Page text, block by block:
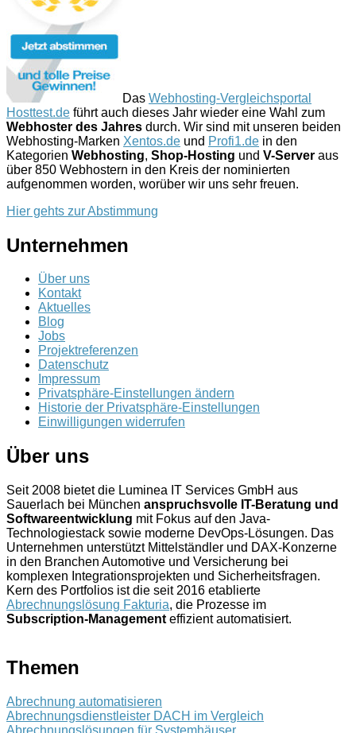
Das Webhosting-Vergleichsportal
Hosttest.de führt auch dieses Jahr wieder eine Wahl zum
Webhoster des Jahres durch. Wir sind mit unseren beiden
Webhosting-Marken Xentos.de und Profi1.de in den
Kategorien Webhosting, Shop-Hosting und V-Server aus
über 850 Webhostern in den Kreis der nominierten
aufgenommen worden, worüber wir uns sehr freuen.
Hier gehts zur Abstimmung
Unternehmen
Über uns
Kontakt
Aktuelles
Blog
Jobs
Projektreferenzen
Datenschutz
Impressum
Privatsphäre-Einstellungen ändern
Historie der Privatsphäre-Einstellungen
Einwilligungen widerrufen
Über uns
Seit 2008 bietet die Luminea IT Services GmbH aus
Sauerlach bei München anspruchsvolle IT-Beratung und
Softwareentwicklung mit Fokus auf den Java-
Technologiestack sowie moderne DevOps-Lösungen. Das
Unternehmen unterstützt Mittelständler und DAX-Konzerne
in den Branchen Automotive und Versicherung bei
komplexen Integrationsprojekten und Sicherheitsfragen.
Kern des Portfolios ist die seit 2016 etablierte
Abrechnungslösung Fakturia, die Prozesse im
Subscription-Management effizient automatisiert.
Themen
Abrechnung automatisieren
Abrechnungsdienstleister DACH im Vergleich
Abrechnungslösungen für Systemhäuser